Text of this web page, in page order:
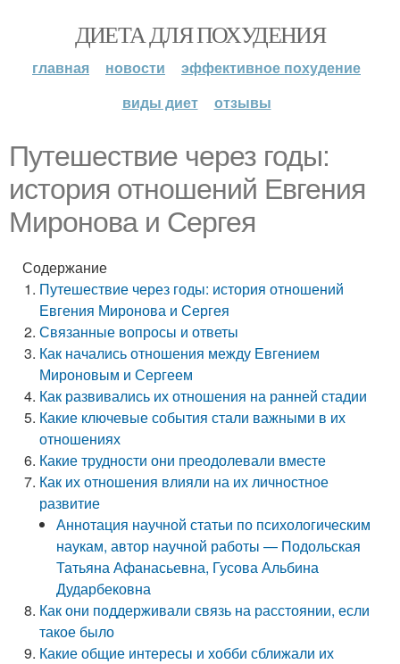
ДИЕТА ДЛЯ ПОХУДЕНИЯ
главная новости
эффективное похудение
виды диет
отзывы
Путешествие через годы:
история отношений Евгения
Миронова и Сергея
Содержание
Путешествие через годы: история отношений
Евгения Миронова и Сергея
Связанные вопросы и ответы
Как начались отношения между Евгением
Мироновым и Сергеем
Как развивались их отношения на ранней стадии
Какие ключевые события стали важными в их
отношениях
Какие трудности они преодолевали вместе
Как их отношения влияли на их личностное
развитие
Аннотация научной статьи по психологическим
наукам, автор научной работы — Подольская
Татьяна Афанасьевна, Гусова Альбина
Дударбековна
Как они поддерживали связь на расстоянии, если
такое было
Какие общие интересы и хобби сближали их